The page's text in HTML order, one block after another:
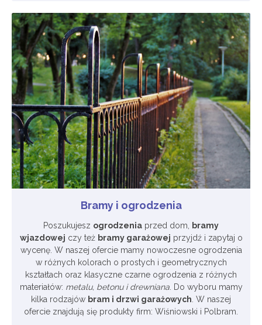
Bramy i ogrodzenia
Poszukujesz ogrodzenia przed dom,
bramy
wjazdowej czy też bramy garażowej przyjdź i zapytaj o
wycenę. W naszej ofercie mamy nowoczesne ogrodzenia
w różnych kolorach o prostych i geometrycznych
kształtach oraz klasyczne czarne ogrodzenia z różnych
materiałów: metalu, betonu i drewniana. Do wyboru mamy
kilka rodzajów bram i drzwi garażowych . W naszej
ofercie znajdują się produkty firm: Wiśniowski i Polbram.